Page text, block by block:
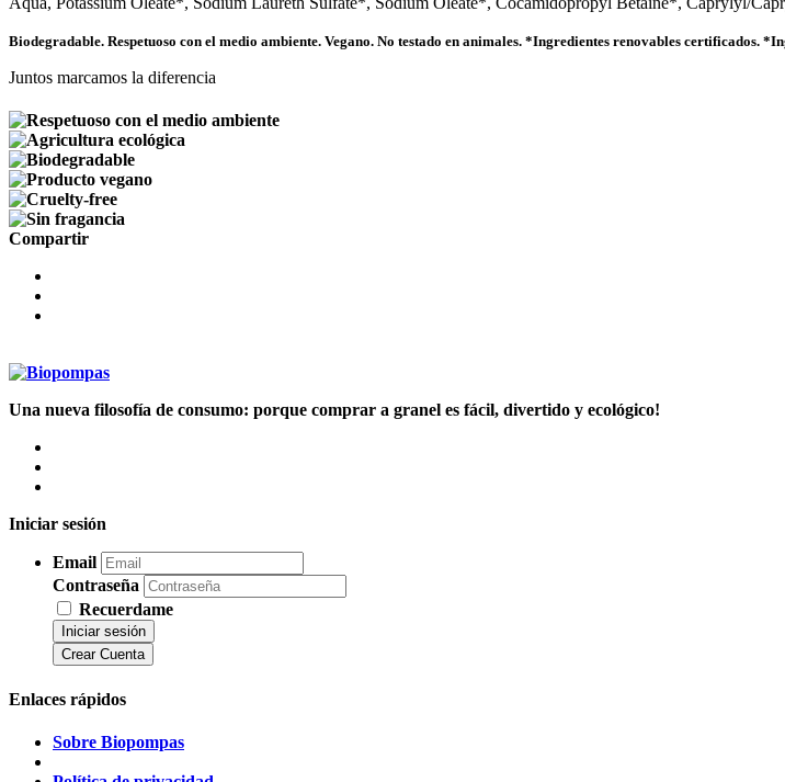
Biodegradable. Respetuoso con el medio ambiente. Vegano. No testado en animales. *Ingredientes renovables certificados.
Juntos marcamos la diferencia
Compartir
Una nueva filosofía de consumo: porque comprar a granel es fácil, divertido y ecológico!
Iniciar sesión
Email
Contraseña
Recuerdame
Iniciar sesión
Crear Cuenta
Enlaces rápidos
Sobre Biopompas